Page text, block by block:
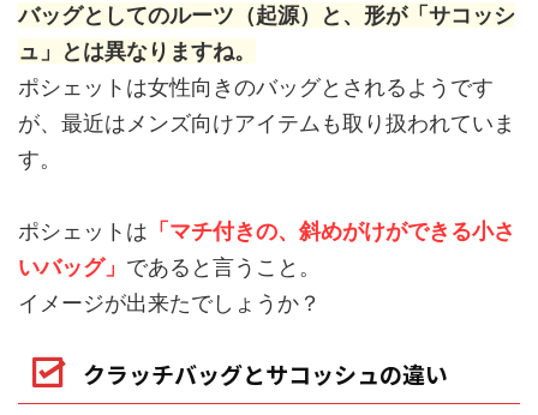
バッグとしてのルーツ（起源）と、形が「サコッシ
ュ」とは異なりますね。
ポシェットは女性向きのバッグとされるようです
が、最近はメンズ向けアイテムも取り扱われていま
す。
ポシェットは 「マチ付きの、斜めがけができる小さ
いバッグ」 であると言うこと。
イメージが出来たでしょうか？
クラッチバッグとサコッシュの違い